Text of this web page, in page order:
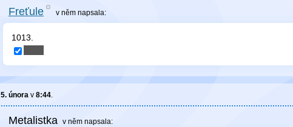
Freťule v němnapsala:
1013.
5. února v 8:44.
Metalistka v něm napsala: